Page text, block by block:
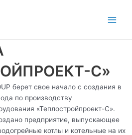
С»
берет свое начало с создания в
по производству
«Теплостройпроект-С».
предприятие, выпускающее
котлы и котельные на их